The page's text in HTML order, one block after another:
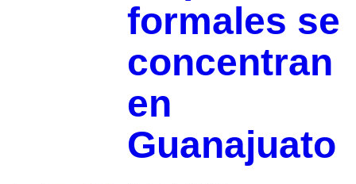
formales se
concentran
en
Guanajuato